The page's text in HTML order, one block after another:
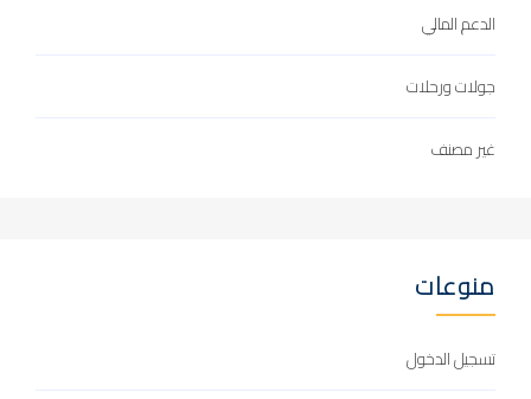
الدعم المالي
جولات ورحلات
غير مصنف
منوعات
تسجيل الدخول